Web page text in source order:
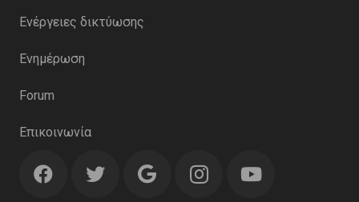
Ενέργειες δικτύωσης
Ενημέρωση
Forum
Επικοινωνία